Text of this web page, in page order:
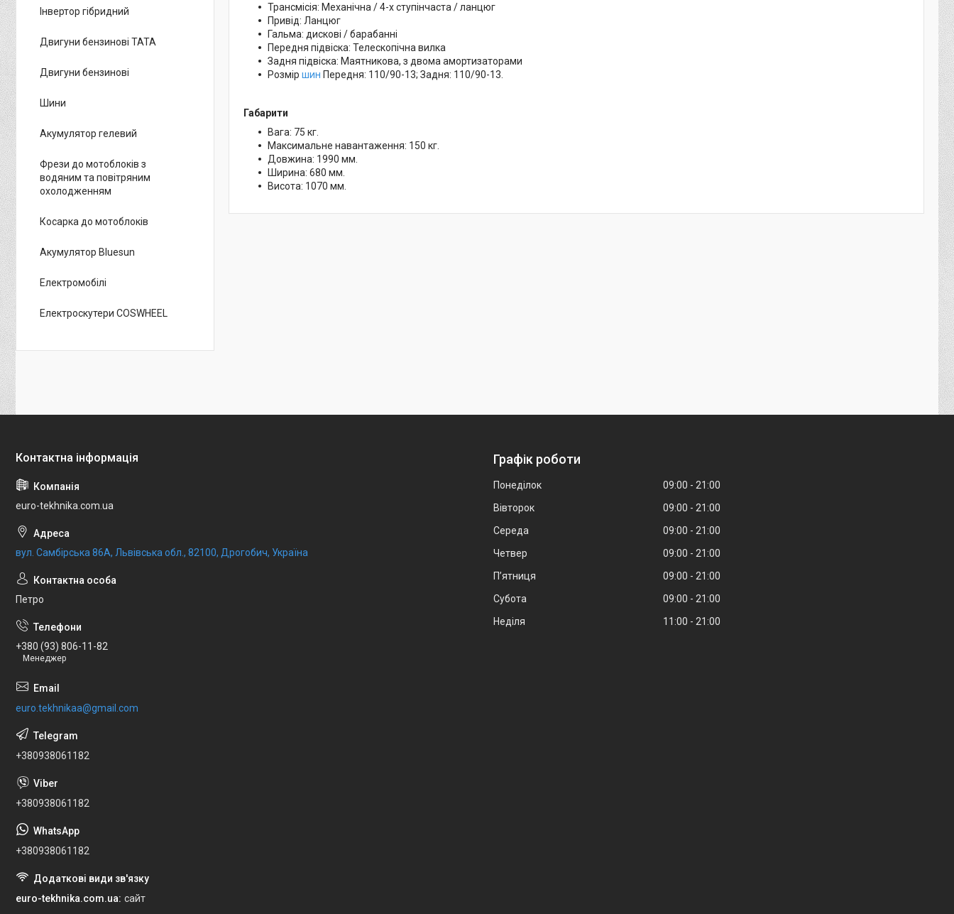
Трансмісія: Механічна / 4-х ступінчаста / ланцюг
Привід: Ланцюг
Гальма: дискові / барабанні
Передня підвіска: Телескопічна вилка
Задня підвіска: Маятникова, з двома амортизаторами
Розмір шин Передня: 110/90-13; Задня: 110/90-13.
Габарити
Вага: 75 кг.
Максимальне навантаження: 150 кг.
Довжина: 1990 мм.
Ширина: 680 мм.
Висота: 1070 мм.
Інвертор гібридний
Двигуни бензинові ТАТА
Двигуни бензинові
Шини
Акумулятор гелевий
Фрези до мотоблоків з
водяним та повітряним
охолодженням
Косарка до мотоблоків
Акумулятор Bluesun
Електромобілі
Електроскутери COSWHEEL
euro-tekhnika.com.ua
вул. Самбірська 86А, Львівська обл., 82100, Дрогобич, Україна
Петро
+380 (93) 806-11-82
Менеджер
euro.tekhnikaa@gmail.com
+380938061182
+380938061182
+380938061182
euro-tekhnika.com.ua сайт
Графік роботи
Понеділок 09:00
21:00
Вівторок
09:00
21:00
Середа
09:00
21:00
Четвер
09:00
21:00
Пʼятниця
09:00
21:00
Субота
09:00
21:00
Неділя
11:00 21:00